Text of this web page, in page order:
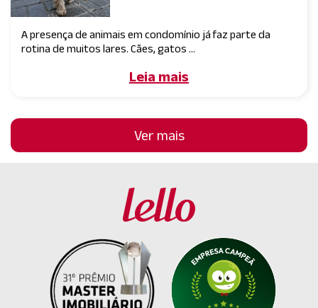
A presença de animais em condomínio já faz parte da
rotina de muitos lares. Cães, gatos ...
Leia mais
Ver mais